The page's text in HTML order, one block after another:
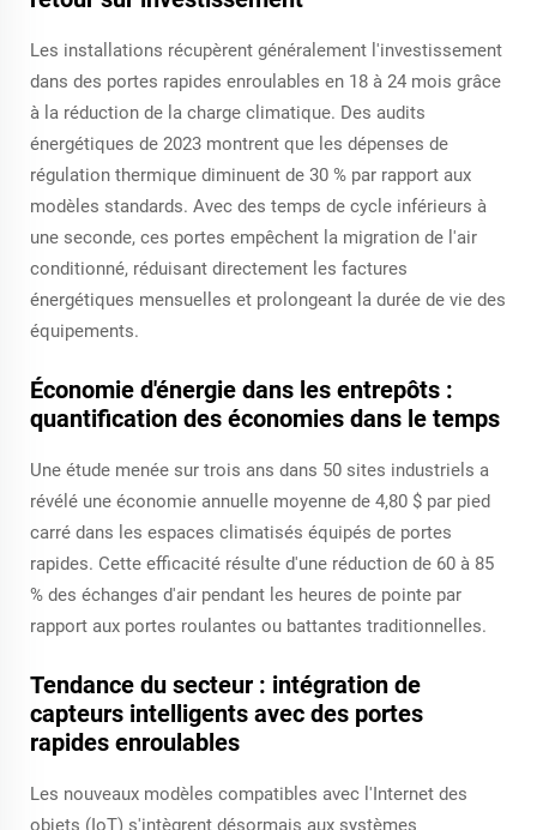
Les installations récupèrent généralement l'investissement
dans des portes rapides enroulables en 18 à 24 mois grâce
à la réduction de la charge climatique. Des audits
énergétiques de 2023 montrent que les dépenses de
régulation thermique diminuent de 30 % par rapport aux
modèles standards. Avec des temps de cycle inférieurs à
une seconde, ces portes empêchent la migration de l'air
conditionné, réduisant directement les factures
énergétiques mensuelles et prolongeant la durée de vie des
équipements.
Économie d'énergie dans les entrepôts :
quantification des économies dans le temps
Une étude menée sur trois ans dans 50 sites industriels a
révélé une économie annuelle moyenne de 4,80 $ par pied
carré dans les espaces climatisés équipés de portes
rapides. Cette efficacité résulte d'une réduction de 60 à 85
% des échanges d'air pendant les heures de pointe par
rapport aux portes roulantes ou battantes traditionnelles.
Tendance du secteur : intégration de
capteurs intelligents avec des portes
rapides enroulables
Les nouveaux modèles compatibles avec l'Internet des
objets (IoT) s'intègrent désormais aux systèmes